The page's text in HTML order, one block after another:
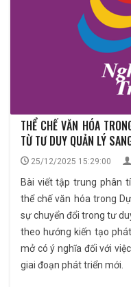
THỂ CHẾ VĂN HÓA
TỪ TƯ DUY QUẢN LÝ
25/12/2025 15:29:00
Bài viết tập trung phân
thể chế văn hóa trong
sự chuyển đổi trong tư
theo hướng kiến tạo
mở có ý nghĩa đối với
giai đoạn phát triển mới.